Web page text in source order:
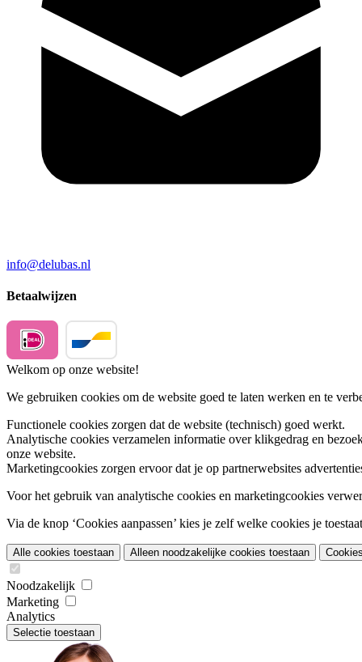
info@delubas.nl
Betaalwijzen
Welkom op onze website!
We gebruiken cookies om de website goed te laten werken en te
Functionele cookies zorgen dat de website (technisch) goed werkt.
Analytische cookies verzamelen informatie over klikgedrag en
onze website.
Marketingcookies zorgen ervoor dat je op partnerwebsites
Voor het gebruik van analytische cookies en marketingcookies
Via de knop ‘Cookies aanpassen’ kies je zelf welke cookies je
Alle cookies toestaan Alleen noodzakelijke cookies toestaan
Noodzakelijk
Marketing
Analytics
Selectie toestaan